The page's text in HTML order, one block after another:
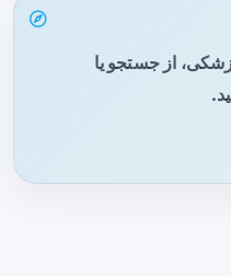
از جستجو یا